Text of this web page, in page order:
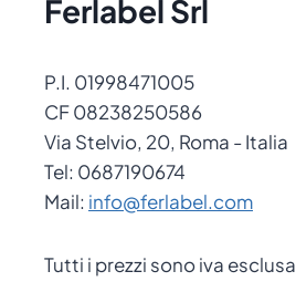
Ferlabel Srl
P.I. 01998471005
CF 08238250586
Via Stelvio, 20, Roma - Italia
Tel: 0687190674
Mail: info@ferlabel.com
Tutti i prezzi sono iva esclusa